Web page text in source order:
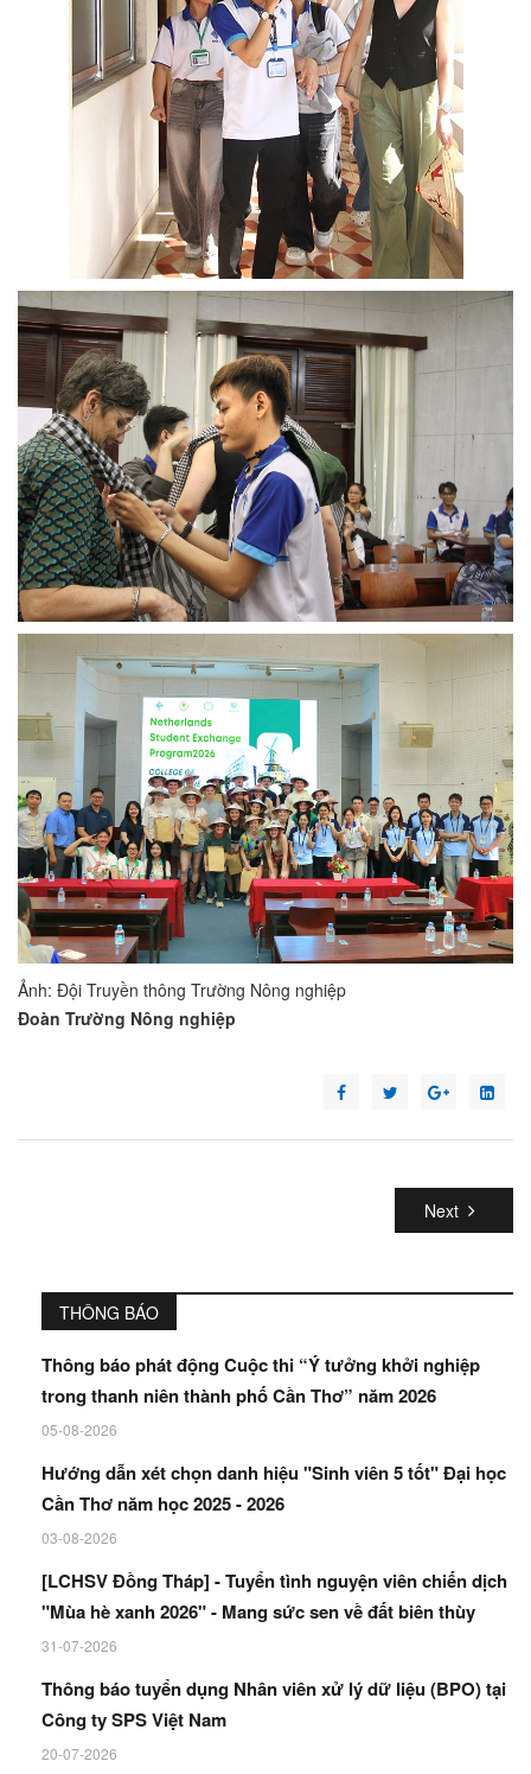
Ảnh: Đội Truyền thông Trường Nông nghiệp
Đoàn Trường Nông nghiệp
Next
THÔNG BÁO
Thông báo phát động Cuộc thi “Ý tưởng khởi nghiệp
trong thanh niên thành phố Cần Thơ” năm 2026
05-08-2026
Hướng dẫn xét chọn danh hiệu "Sinh viên 5 tốt" Đại học
Cần Thơ năm học 2025 - 2026
03-08-2026
[LCHSV Đồng Tháp] - Tuyển tình nguyện viên chiến dịch
"Mùa hè xanh 2026" - Mang sức sen về đất biên thùy
31-07-2026
Thông báo tuyển dụng Nhân viên xử lý dữ liệu (BPO) tại
Công ty SPS Việt Nam
20-07-2026